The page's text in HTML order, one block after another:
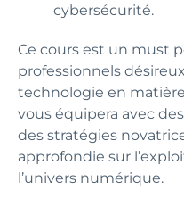
cybersécurité.
Ce cours est un must
professionnels
technologie en
vous équipera avec
des stratégies
approfondie sur
l’univers numérique.